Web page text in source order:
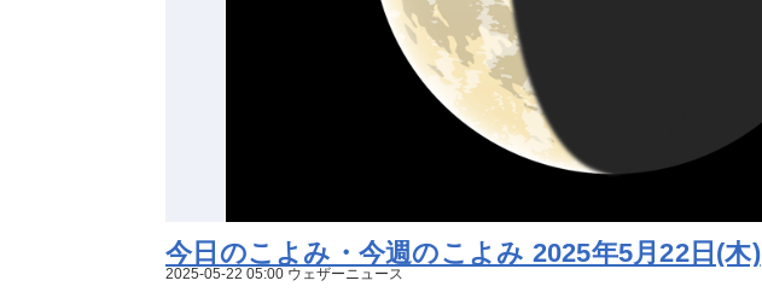
今日のこよみ・今週のこよみ 2025年5月22日(木)
2025-05-22 05:00 ウェザーニュース